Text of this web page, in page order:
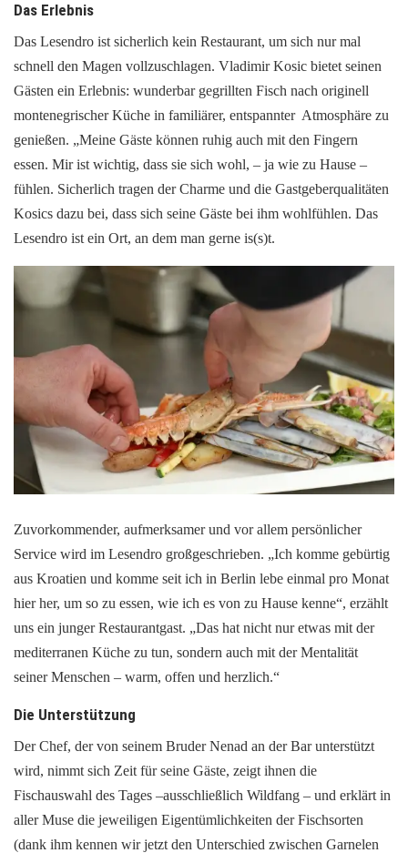
Das Erlebnis
Das Lesendro ist sicherlich kein Restaurant, um sich nur mal
schnell den Magen vollzuschlagen. Vladimir Kosic bietet seinen
Gästen ein Erlebnis: wunderbar gegrillten Fisch nach originell
montenegrischer Küche in familiärer, entspannter Atmosphäre zu
genießen. „Meine Gäste können ruhig auch mit den Fingern
essen. Mir ist wichtig, dass sie sich wohl, – ja wie zu Hause –
fühlen. Sicherlich tragen der Charme und die Gastgeberqualitäten
Kosics dazu bei, dass sich seine Gäste bei ihm wohlfühlen. Das
Lesendro ist ein Ort, an dem man gerne is(s)t.
Zuvorkommender, aufmerksamer und vor allem persönlicher
Service wird im Lesendro großgeschrieben. „Ich komme gebürtig
aus Kroatien und komme seit ich in Berlin lebe einmal pro Monat
hier her, um so zu essen, wie ich es von zu Hause kenne“, erzählt
uns ein junger Restaurantgast. „Das hat nicht nur etwas mit der
mediterranen Küche zu tun, sondern auch mit der Mentalität
seiner Menschen – warm, offen und herzlich.“
Die Unterstützung
Der Chef, der von seinem Bruder Nenad an der Bar unterstützt
wird, nimmt sich Zeit für seine Gäste, zeigt ihnen die
Fischauswahl des Tages –ausschließlich Wildfang – und erklärt in
aller Muse die jeweiligen Eigentümlichkeiten der Fischsorten
(dank ihm kennen wir jetzt den Unterschied zwischen Garnelen